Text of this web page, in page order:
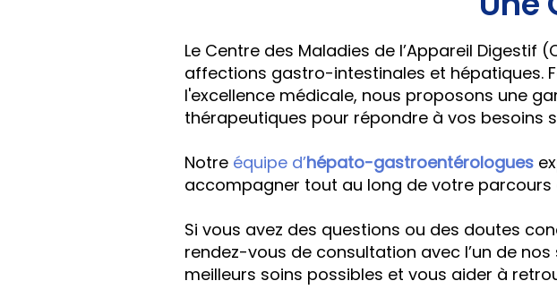
Le Centre des Maladies de l’Appareil Digestif
affections gastro-intestinales et hépatiques.
l'excellence médicale, nous proposons une
thérapeutiques pour répondre à vos besoins
Notre équipe d’hépato-gastroentérologues
accompagner tout au long de votre
Si vous avez des questions ou des doutes
rendez-vous de consultation avec l’un de
meilleurs soins possibles et vous aider à